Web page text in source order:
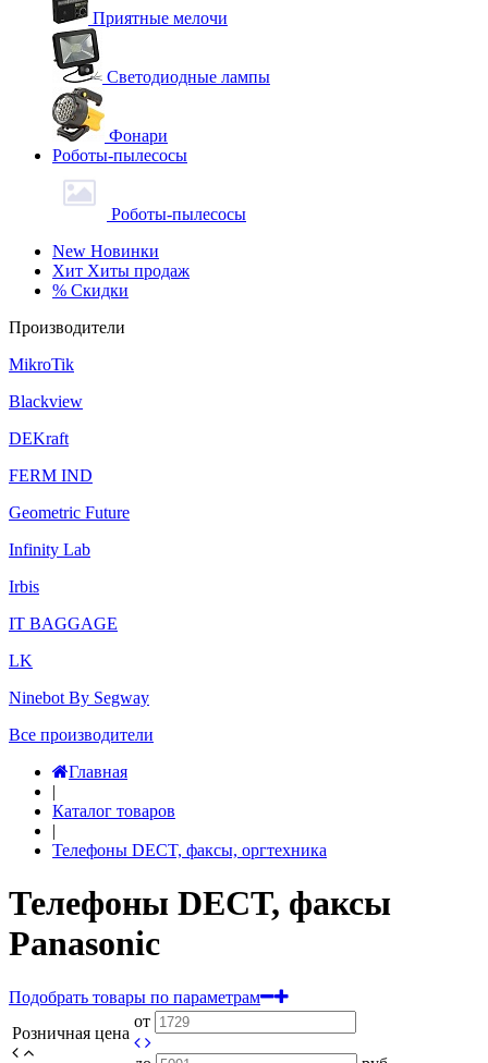
Приятные мелочи
Светодиодные лампы
Фонари
Роботы-пылесосы
Роботы-пылесосы
New Новинки
Хит Хиты продаж
% Скидки
Производители
MikroTik
Blackview
DEKraft
FERM IND
Geometric Future
Infinity Lab
Irbis
IT BAGGAGE
LK
Ninebot By Segway
Все производители
Главная
|
Каталог товаров
|
Телефоны DECT, факсы, оргтехника
Телефоны DECT, факсы
Panasonic
Подобрать товары по параметрам
Розничная цена
от